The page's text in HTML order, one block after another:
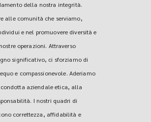
della nostra integrità.
alle comunità che serviamo,
e nel promuovere diversità e
operazioni. Attraverso
significativo, ci sforziamo di
e compassionevole. Aderiamo
aziendale etica, alla
I nostri quadri di
correttezza, affidabilità e